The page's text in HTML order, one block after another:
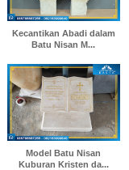
Kecantikan Abadi dalam
Batu Nisan M...
Model Batu Nisan
Kuburan Kristen da...